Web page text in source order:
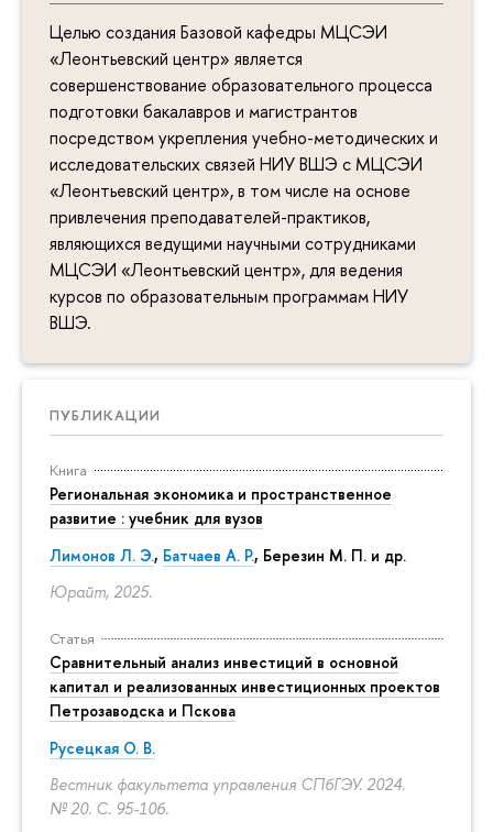
Целью создания Базовой кафедры МЦСЭИ
«Леонтьевский центр» является
совершенствование образовательного процесса
подготовки бакалавров и магистрантов
посредством укрепления учебно-методических и
исследовательских связей НИУ ВШЭ с МЦСЭИ
«Леонтьевский центр», в том числе на основе
привлечения преподавателей-практиков,
являющихся ведущими научными сотрудниками
МЦСЭИ «Леонтьевский центр», для ведения
курсов по образовательным программам НИУ
ВШЭ.
ПУБЛИКАЦИИ
Книга
Региональная экономика и пространственное
развитие : учебник для вузов
Лимонов Л. Э., Батчаев А. Р., Березин М. П. и др.
Юрайт, 2025.
Статья
Сравнительный анализ инвестиций в основной
капитал и реализованных инвестиционных проектов
Петрозаводска и Пскова
Русецкая О. В.
Вестник факультета управления СПбГЭУ. 2024.
№ 20. С. 95-106.